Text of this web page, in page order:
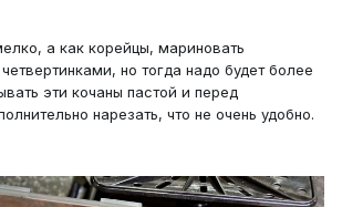
а как корейцы, мариновать
но тогда надо будет более
эти кочаны пастой и перед
нарезать, что не очень удобно.